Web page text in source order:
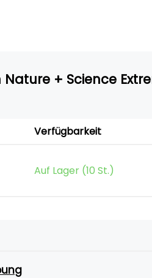
+ Science
Verfügbarkeit
Auf Lager (10 St.)